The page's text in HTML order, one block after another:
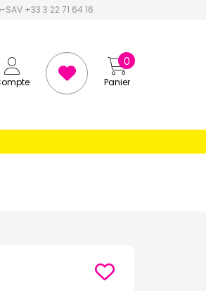
+33 3 22 71 64 16
Panier
0